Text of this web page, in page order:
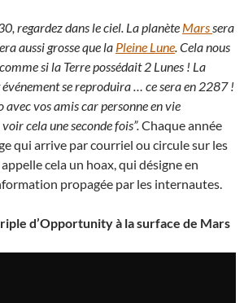
regardez dans le ciel. La planète Marssera
aussi grosse que la Pleine Lune. Cela nous
si la Terre possédait 2 Lunes ! La
se reproduira … ce sera en 2287 !
vos amis car personne en vie
cela une seconde fois”.Chaque année
qui arrive par courriel ou circule sur les
cela un hoax, qui désigne en
propagée par les internautes.
d’Opportunity à la surface de Mars